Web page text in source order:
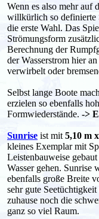
Wenn es also mehr auf
willkürlich so definierte
die erste Wahl. Das
Strömungsform
Berechnung der
der Wasserstrom hier
verwirbelt oder
Selbst lange Boote
erzielen so ebenfalls
Formwiederstände. ->
Sunrise ist mit 5,10 m
kleines Exemplar mit
Leistenbauweise
Wasser gehen. Sunrise
ebenfalls große Breite
sehr gute
zuhause noch die
ganz so viel Raum.